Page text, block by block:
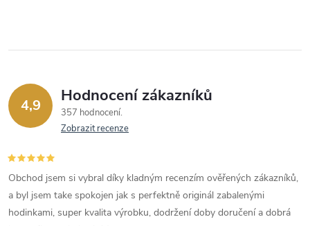
4,9 Hodnocení zákazníků
357 hodnocení
Zobrazit recenze
Obchod jsem si vybral díky kladným recenzím ověřených zákazníků,
a byl jsem take spokojen jak s perfektně originál zabalenými
hodinkami, super kvalita výrobku, dodržení doby doručení a dobrá